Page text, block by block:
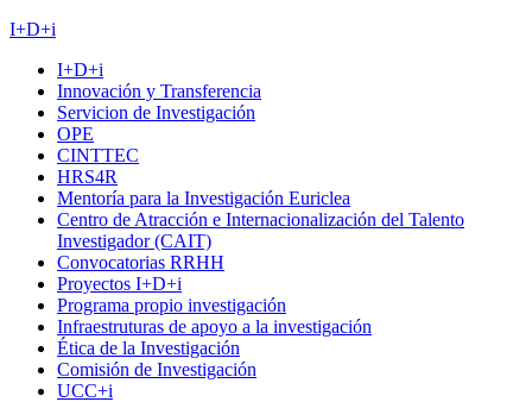
I+D+i
I+D+i
Innovación y Transferencia
Servicion de Investigación
OPE
CINTTEC
HRS4R
Mentoría para la Investigación Euriclea
Centro de Atracción e Internacionalización del Talento
Investigador (CAIT)
Convocatorias RRHH
Proyectos I+D+i
Programa propio investigación
Infraestruturas de apoyo a la investigación
Ética de la Investigación
Comisión de Investigación
UCC+i